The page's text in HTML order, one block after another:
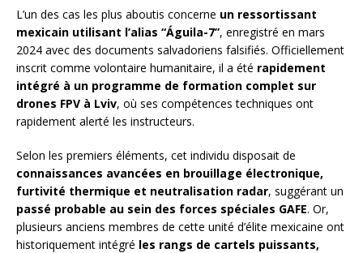
L’un des cas les plus aboutis concerne un ressortissant
mexicain utilisant l’alias “Águila-7”, enregistré en mars
2024 avec des documents salvadoriens falsifiés. Officiellement
inscrit comme volontaire humanitaire, il a été rapidement
intégré à un programme de formation complet sur
drones FPV à Lviv, où ses compétences techniques ont
rapidement alerté les instructeurs.
Selon les premiers éléments, cet individu disposait de
connaissances avancées en brouillage électronique,
furtivité thermique et neutralisation radar, suggérant un
passé probable au sein des forces spéciales GAFE. Or,
plusieurs anciens membres de cette unité d’élite mexicaine ont
historiquement intégré les rangs de cartels puissants,